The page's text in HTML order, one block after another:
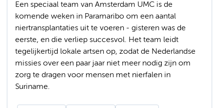
Een speciaal team van Amsterdam UMC is de
komende weken in Paramaribo om een aantal
niertransplantaties uit te voeren - gisteren was de
eerste, en die verliep succesvol. Het team leidt
tegelijkertijd lokale artsen op, zodat de Nederlandse
missies over een paar jaar niet meer nodig zijn om
zorg te dragen voor mensen met nierfalen in
Suriname.